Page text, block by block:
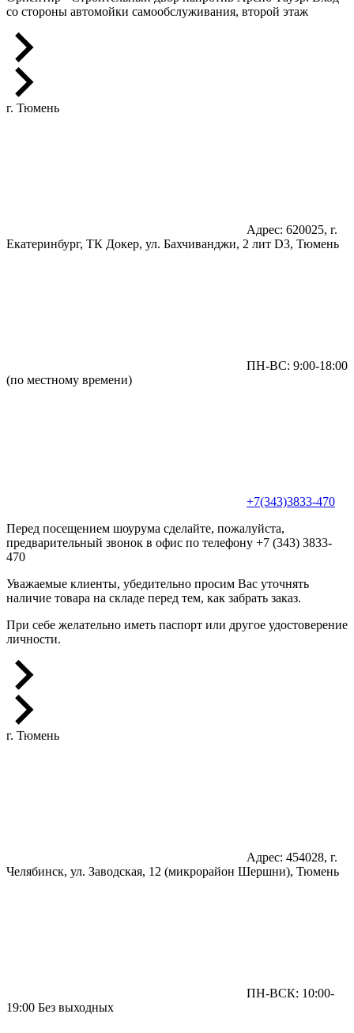
со стороны автомойки самообслуживания, второй этаж
г. Тюмень
Адрес: 620025, г.
Екатеринбург, ТК Докер, ул. Бахчиванджи, 2 лит D3, Тюмень
ПН-ВС: 9:00-18:00
(по местному времени)
+7(343)3833-470
Перед посещением шоурума сделайте, пожалуйста,
предварительный звонок в офис по телефону +7 (343) 3833-
470
Уважаемые клиенты, убедительно просим Вас уточнять
наличие товара на складе перед тем, как забрать заказ.
При себе желательно иметь паспорт или другое удостоверение
личности.
г. Тюмень
Адрес: 454028, г.
Челябинск, ул. Заводская, 12 (микрорайон Шершни), Тюмень
ПН-ВСК: 10:00-
19:00 Без выходных